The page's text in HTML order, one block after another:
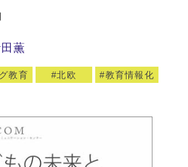
薫
教育 北欧 教育情報化